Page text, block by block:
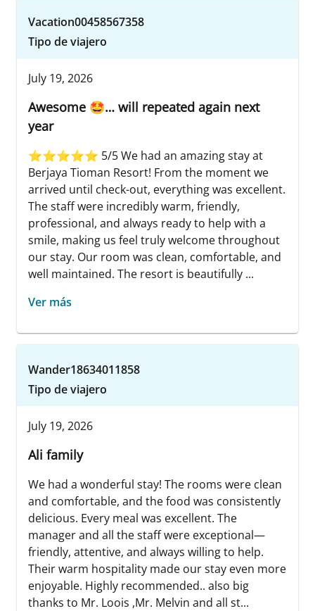
Vacation00458567358
Tipo de viajero
July 19, 2026
Awesome 🤩… will repeated again next
year
⭐⭐⭐⭐⭐ 5/5 We had an amazing stay at
Berjaya Tioman Resort! From the moment we
arrived until check-out, everything was excellent.
The staff were incredibly warm, friendly,
professional, and always ready to help with a
smile, making us feel truly welcome throughout
our stay. Our room was clean, comfortable, and
well maintained. The resort is beautifully ...
Ver más
Wander18634011858
Tipo de viajero
July 19, 2026
Ali family
We had a wonderful stay! The rooms were clean
and comfortable, and the food was consistently
delicious. Every meal was excellent. The
manager and all the staff were exceptional—
friendly, attentive, and always willing to help.
Their warm hospitality made our stay even more
enjoyable. Highly recommended.. also big
thanks to Mr. Loois ,Mr. Melvin and all st...